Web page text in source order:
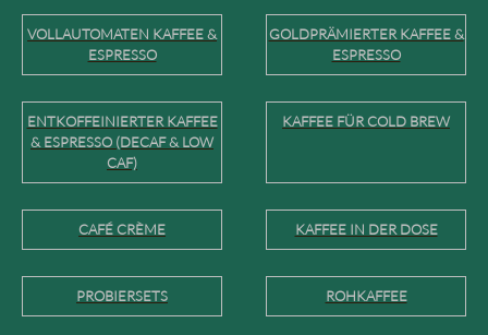
VOLLAUTOMATEN KAFFEE &
ESPRESSO
GOLDPRÄMIERTER KAFFEE &
ESPRESSO
ENTKOFFEINIERTER KAFFEE
& ESPRESSO (DECAF & LOW
CAF)
KAFFEE FÜR COLD BREW
CAFÉ CRÈME KAFFEE IN DER DOSE
PROBIERSETS ROHKAFFEE